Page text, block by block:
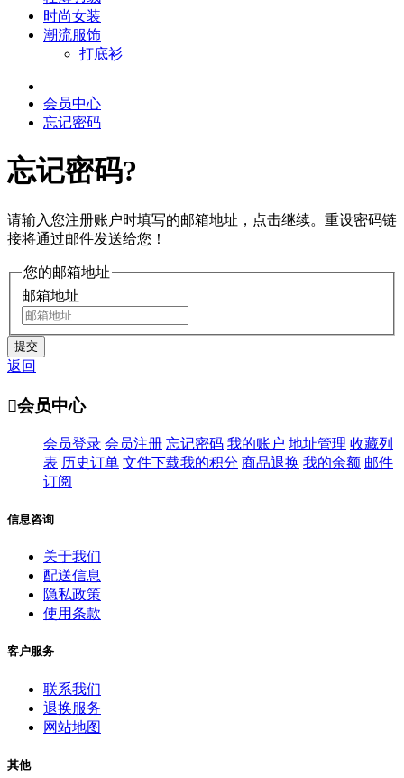
时尚女装
潮流服饰
打底衫
会员中心
忘记密码
忘记密码?
请输入您注册账户时填写的邮箱地址，点击继续。重设密码链
接将通过邮件发送给您！
您的邮箱地址
邮箱地址
返回
会员中心
会员登录 会员注册 忘记密码 我的账户 地址管理 收藏列
表 历史订单 文件下载我的积分 商品退换 我的余额 邮件
订阅
信息咨询
关于我们
配送信息
隐私政策
使用条款
客户服务
联系我们
退换服务
网站地图
其他